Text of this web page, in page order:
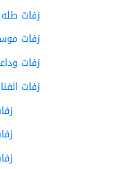
زفات طله
زفات
زفات وداعيه
زفات